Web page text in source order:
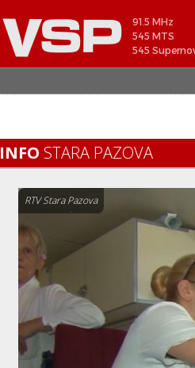
91.5 MHz
545 MTS
545
INFO STARA PAZOVA
RTV Stara Pazova